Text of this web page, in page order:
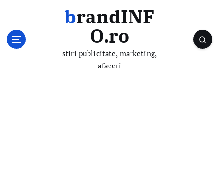
brandINF
O.ro
stiri publicitate, marketing,
afaceri